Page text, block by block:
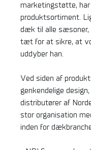
marketingstøtte,
produktsortiment.
dæk til alle sæsoner,
tæt for at sikre, at
uddyber han.
Ved siden af
genkendelige
distributører af
stor organisation
inden for